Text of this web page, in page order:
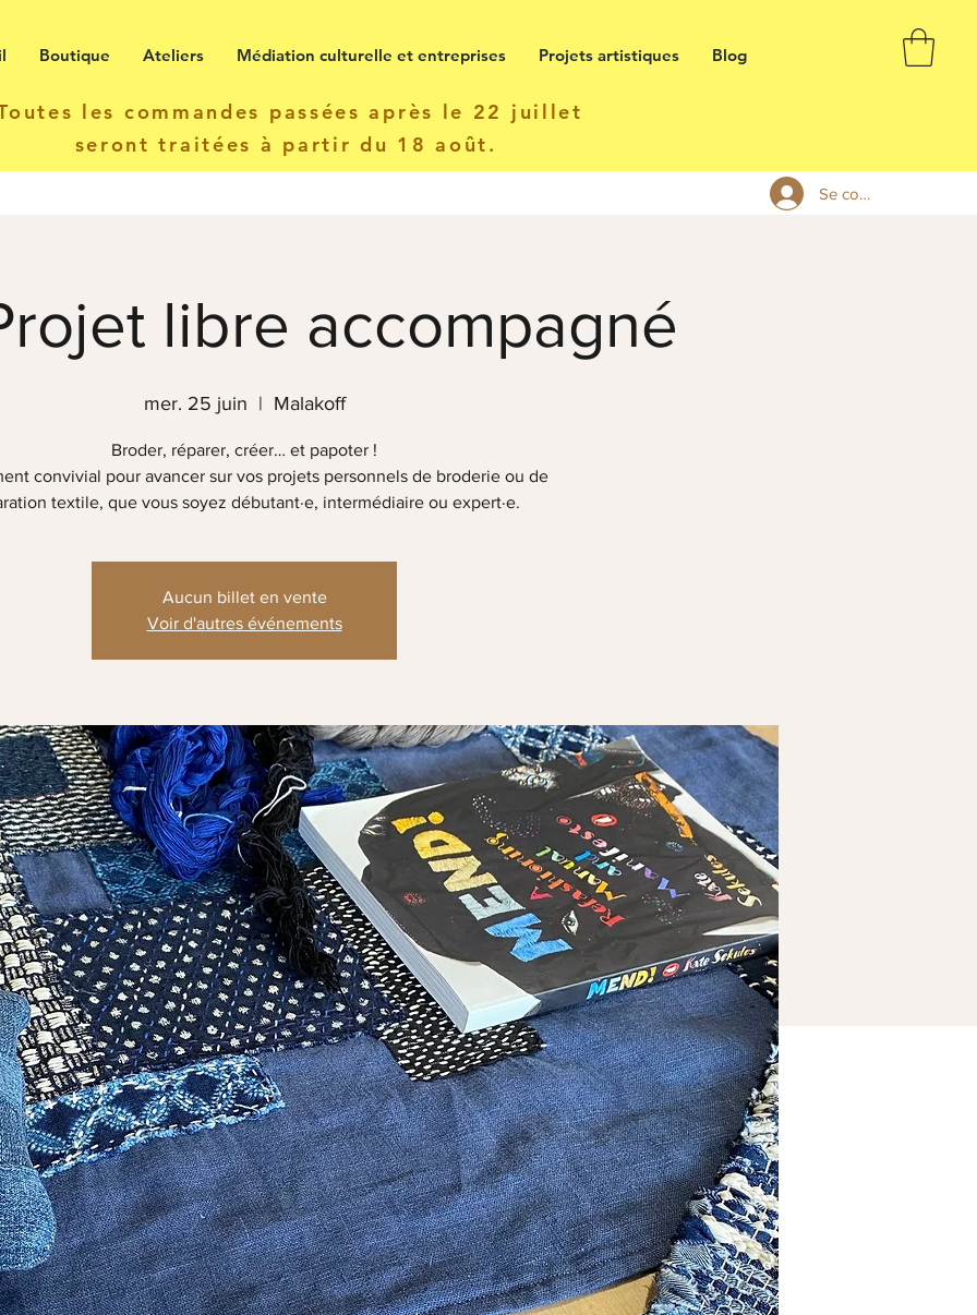
Boutique Ateliers Médiation culturelle et entreprises Projets artistiques Blog
les commandes passées après le 22 juillet
seront traitées à partir du 18 août.
Se connecter
libre accompagné
mer. 25 juin
  |
Malakoff
Broder, réparer, créer… et papoter !
convivial pour avancer sur vos projets personnels de broderie ou de
textile, que vous soyez débutant·e, intermédiaire ou expert·e.
Aucun billet en vente
Voir d'autres événements